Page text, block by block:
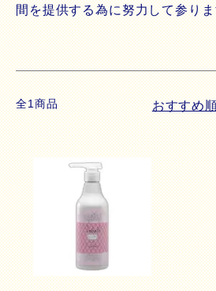
間を提供する為に努力して参り
全1商品 おすすめ